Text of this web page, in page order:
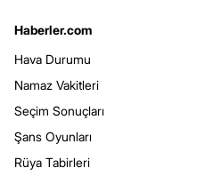
Haberler.com
Hava Durumu
Namaz Vakitleri
Seçim Sonuçları
Şans Oyunları
Rüya Tabirleri